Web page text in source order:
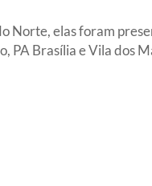
Norte, elas foram
PA Brasília e Vila dos